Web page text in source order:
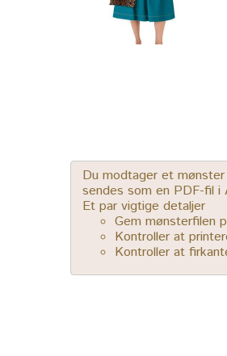
Du modtager et
sendes som en PDF-fil i
Et par vigtige detaljer
Gem mønsterfilen
Kontroller at
Kontroller at